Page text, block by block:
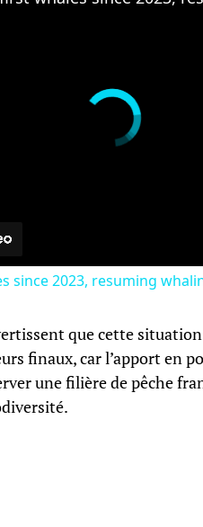
since 2023, resuming
que cette
finaux, car l’apport en
une filière de pêche